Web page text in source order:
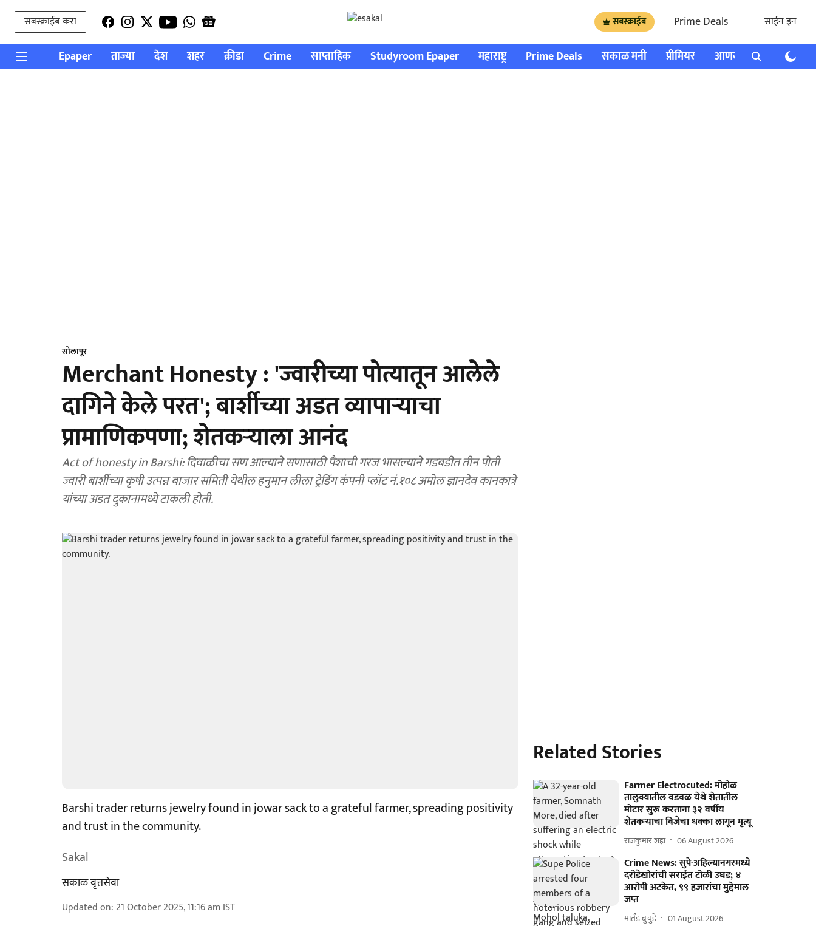
सबस्क्राईब करा सबस्क्राईब Prime Deals साईन इन
Epaper ताज्या देश शहर क्रीडा Crime साप्ताहिक Studyroom Epaper महाराष्ट्र Prime Deals सकाळ मनी प्रीमियर आणखी राशी भविष्य
सोलापूर
Merchant Honesty : 'ज्वारीच्या पोत्यातून आलेले
दागिने केले परत'; बार्शीच्या अडत व्यापाऱ्याचा
प्रामाणिकपणा; शेतकऱ्याला आनंद
Act of honesty in Barshi: दिवाळीचा सण आल्याने सणासाठी पैशाची गरज भासल्याने गडबडीत तीन पोती
ज्वारी बार्शीच्या कृषी उत्पन्न बाजार समिती येथील हनुमान लीला ट्रेडिंग कंपनी प्लॉट नं.१०८ अमोल ज्ञानदेव कानकात्रे
यांच्या अडत दुकानामध्ये टाकली होती.
Barshi trader returns jewelry found in jowar sack to a grateful farmer, spreading positivity
and trust in the community.
Sakal
सकाळ वृत्तसेवा
Updated on: 21 October 2025, 11:16 am IST
Related Stories
Farmer Electrocuted: मोहोळ
तालुक्यातील वडवळ येथे शेतातील
मोटार सुरू करताना ३२ वर्षीय
शेतकऱ्याचा विजेचा धक्का लागून मृत्यू
राजकुमार शहा 06 August 2026
Crime News: सुपे-अहिल्यानगरमध्ये
दरोडेखोरांची सराईत टोळी उघड; ४
आरोपी अटकेत, ९९ हजारांचा मुद्देमाल
जप्त
मार्तंड बुचुडे 01 August 2026